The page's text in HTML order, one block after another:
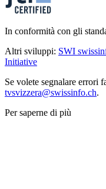
In conformità con gli
Altri sviluppi: SWI
Initiative
Se volete segnalare errori
tvsvizzera@swissinfo.ch.
Per saperne di più